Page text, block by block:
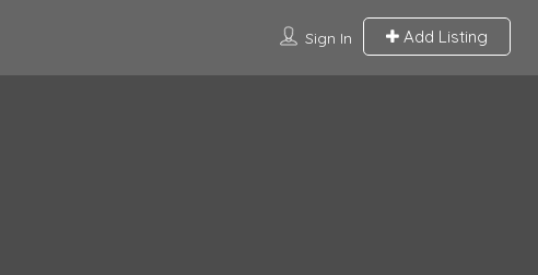
Sign In Add Listing